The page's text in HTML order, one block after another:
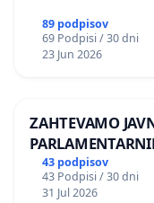
89 podpisov
69 Podpisi / 30 dni
23 Jun 2026
ZAHTEVAMO
ILEGALNI
43 podpisov
43 Podpisi / 30 dni
31 Jul 2026